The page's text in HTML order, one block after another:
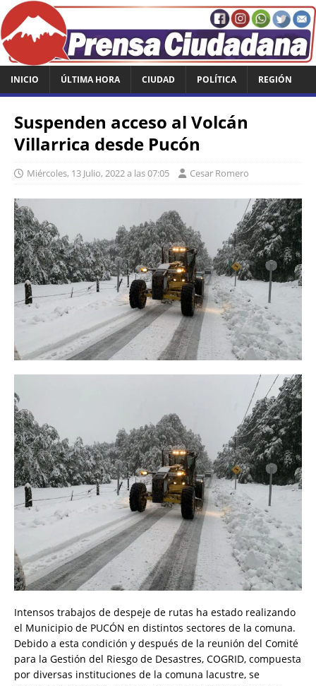
INICIO ÚLTIMA HORA CIUDAD POLÍTICA REGIÓN
Suspenden acceso al Volcán
Villarrica desde Pucón
Miércoles, 13 Julio, 2022 a las 07:05 Cesar Romero
Intensos trabajos de despeje de rutas ha estado realizando
el Municipio de PUCÓN en distintos sectores de la comuna.
Debido a esta condición y después de la reunión del Comité
para la Gestión del Riesgo de Desastres, COGRID, compuesta
por diversas instituciones de la comuna lacustre, se